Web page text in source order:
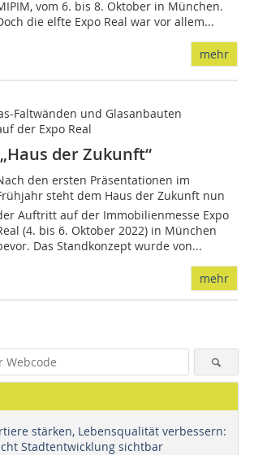
vom 6. bis 8. Oktober in München.
die elfte Expo Real war vor allem...
mehr
Faltwänden und Glasanbauten
der Expo Real
der Zukunft“
den ersten Präsentationen im
steht dem Haus der Zukunft nun
Auftritt auf der Immobilienmesse Expo
(4. bis 6. Oktober 2022) in München
Das Standkonzept wurde von...
mehr
stärken, Lebensqualität verbessern:
Stadtentwicklung sichtbar